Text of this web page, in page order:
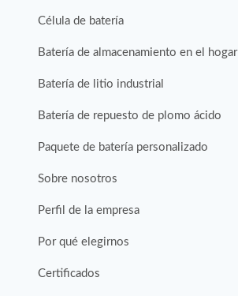
Célula de batería
Batería de almacenamiento en el hogar
Batería de litio industrial
Batería de repuesto de plomo ácido
Paquete de batería personalizado
Sobre nosotros
Perfil de la empresa
Por qué elegirnos
Certificados